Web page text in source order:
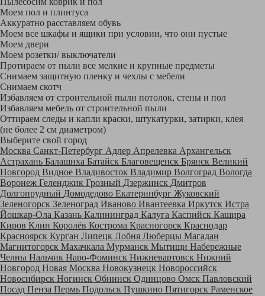
Моем пол и плинтуса
Аккуратно расставляем обувь
Моем все шкафы и ящики при условии, что они пустые
Моем двери
Моем розетки/ выключатели
Протираем от пыли все мелкие и крупные предметы
Снимаем защитную пленку и чехлы с мебели
Снимаем скотч
Избавляем от строительной пыли потолок, стены и пол
Избавляем мебель от строительной пыли
Оттираем следы и капли краски, штукатурки, затирки, клея
(не более 2 см диаметром)
Выберите свой город
Москва Санкт-Петербург Адлер Апрелевка Архангельск
Астрахань Балашиха Батайск Благовещенск Брянск Великий
Новгород Видное Владивосток Владимир Волгоград Вологда
Воронеж Геленджик Грозный Дзержинск Дмитров
Долгопрудный Домодедово Екатеринбург Жуковский
Зеленогорск Зеленоград Иваново Ивантеевка Иркутск Истра
Йошкар-Ола Казань Калининград Калуга Каспийск Кашира
Киров Клин Королёв Кострома Красногорск Краснодар
Красноярск Курган Липецк Лобня Люберцы Магадан
Магнитогорск Махачкала Мурманск Мытищи Набережные
Челны Нальчик Наро-Фоминск Нижневартовск Нижний
Новгород Новая Москва Новокузнецк Новороссийск
Новосибирск Ногинск Обнинск Одинцово Омск Павловский
Посад Пенза Пермь Подольск Пушкино Пятигорск Раменское